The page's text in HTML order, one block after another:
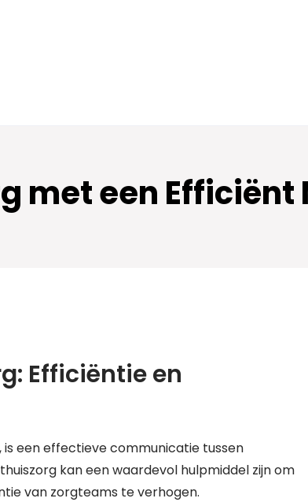
met een
Efficiëntie en
een effectieve communicatie tussen
kan een waardevol hulpmiddel zijn om
van zorgteams te verhogen.